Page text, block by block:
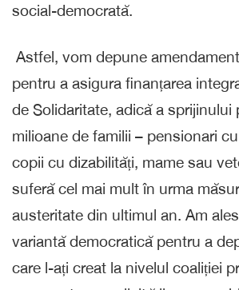
social-democrată.
Astfel, vom depune
pentru a asigura finanțarea
de Solidaritate, adică a sprijinului
milioane de familii – pensionari
copii cu dizabilități, mame sau
suferă cel mai mult în urma
austeritate din ultimul an. Am
variantă democratică pentru a
care l-ați creat la nivelul coaliției